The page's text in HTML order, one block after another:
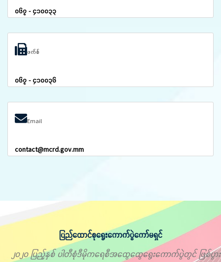
၀၆၇ - ၄၁၀၀၃၃
ဖက်စ်
၀၆၇ - ၄၁၀၀၃၆
Email
contact@mcrd.gov.mm
ပြည်ထောင်စုရွေးကောက်ပွဲကော်မရှင်
၂၀၂၀ ပြည့်နှစ် ပါတီစုံဒီမိုကရေစီအထွေထွေရွေးကောက်ပွဲတွင် ဖြစ်ပွား